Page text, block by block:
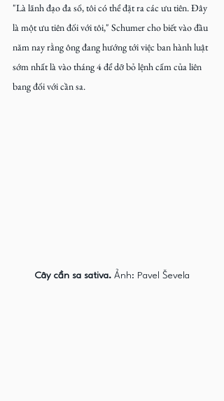
"Là lãnh đạo đa số, tôi có thể đặt ra các ưu tiên. Đây
là một ưu tiên đối với tôi," Schumer cho biết vào đầu
năm nay rằng ông đang hướng tới việc ban hành luật
sớm nhất là vào tháng 4 để dỡ bỏ lệnh cấm của liên
bang đối với cần sa.
Cây cần sa sativa. Ảnh: Pavel Ševela